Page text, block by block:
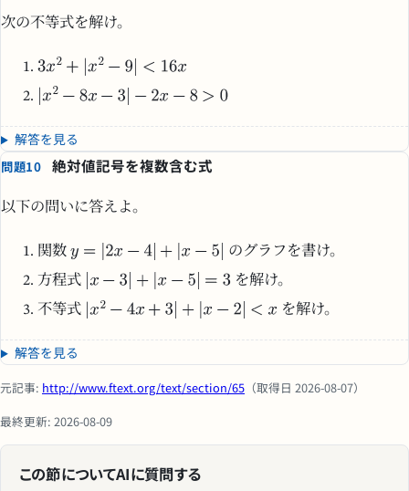
次の不等式を解け。
解答を見る
問題10
絶対値記号を複数含む式
以下の問いに答えよ。
関数
のグラフを書け。
方程式
を解け。
不等式
を解け。
解答を見る
元記事: http://www.ftext.org/text/section/65 （取得日 2026-08-07）
最終更新: 2026-08-09
この節についてAIに質問する